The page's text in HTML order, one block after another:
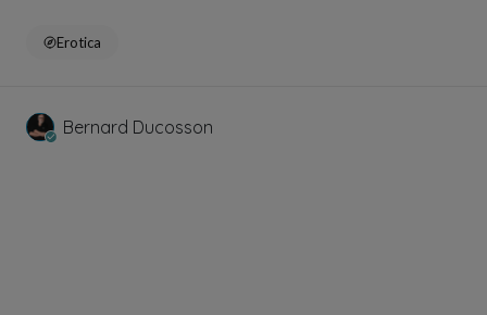
Erotica
Bernard Ducosson